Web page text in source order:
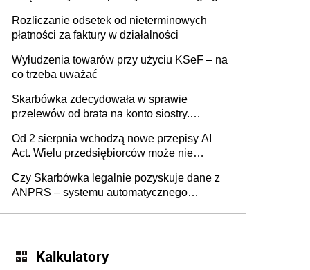
Rozliczanie odsetek od nieterminowych
płatności za faktury w działalności
Wyłudzenia towarów przy użyciu KSeF – na
co trzeba uważać
Skarbówka zdecydowała w sprawie
przelewów od brata na konto siostry.
darowizna, ale podatku jednak nie będzie
Od 2 sierpnia wchodzą nowe przepisy AI
Act. Wielu przedsiębiorców może nie
Czy Skarbówka legalnie pozyskuje dane z
ANPRS – systemu automatycznego
Kalkulatory